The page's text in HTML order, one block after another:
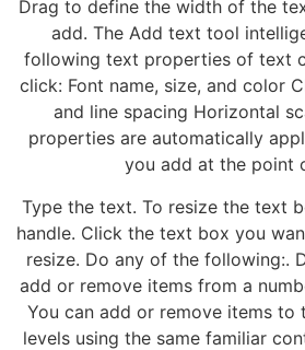
Drag to define the width of the
add. The Add text tool
following text properties of text
click: Font name, size, and color
and line spacing Horizontal
properties are automatically
you add at the point
Type the text. To resize the text
handle. Click the text box you
resize. Do any of the following:.
add or remove items from a
You can add or remove items to
levels using the same familiar